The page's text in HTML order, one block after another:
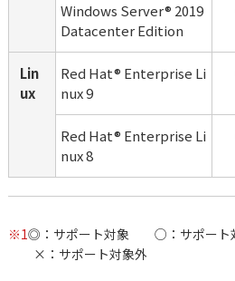
Windows Server® 2019
Datacenter Edition
Lin
ux
Red Hat® Enterprise Li
nux 9
Red Hat® Enterprise Li
nux 8
※1◎：サポート対象 ○：サポート
×：サポート対象外